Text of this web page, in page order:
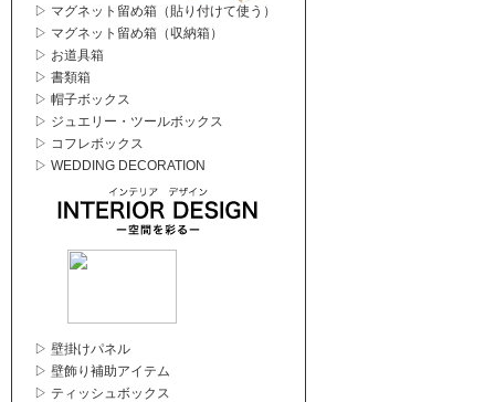
▷ マグネット留め箱（貼り付けて使う）
▷ マグネット留め箱（収納箱）
▷ お道具箱
▷ 書類箱
▷ 帽子ボックス
▷ ジュエリー・ツールボックス
▷ コフレボックス
▷ WEDDING DECORATION
▷ 壁掛けパネル
▷ 壁飾り補助アイテム
▷ ティッシュボックス